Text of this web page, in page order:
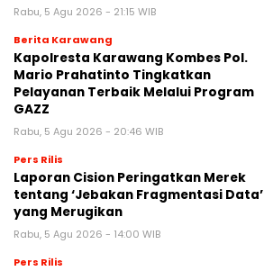
Rabu, 5 Agu 2026 - 21:15 WIB
Berita Karawang
Kapolresta Karawang Kombes Pol.
Mario Prahatinto Tingkatkan
Pelayanan Terbaik Melalui Program
GAZZ
Rabu, 5 Agu 2026 - 20:46 WIB
Pers Rilis
Laporan Cision Peringatkan Merek
tentang ‘Jebakan Fragmentasi Data’
yang Merugikan
Rabu, 5 Agu 2026 - 14:00 WIB
Pers Rilis